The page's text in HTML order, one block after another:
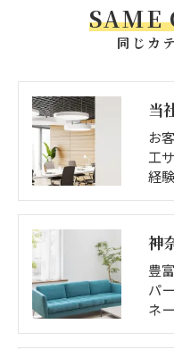
同じカ
SAME
当
お
工
経
豊
パ
ネ